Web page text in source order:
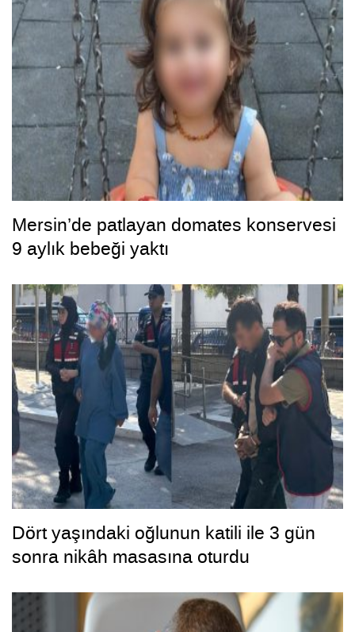
Mersin’de patlayan domates konservesi
9 aylık bebeği yaktı
Dört yaşındaki oğlunun katili ile 3 gün
sonra nikâh masasına oturdu